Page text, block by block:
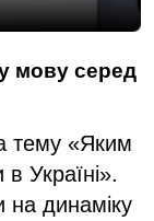
мову серед
тему «Яким
Україні».
на динаміку